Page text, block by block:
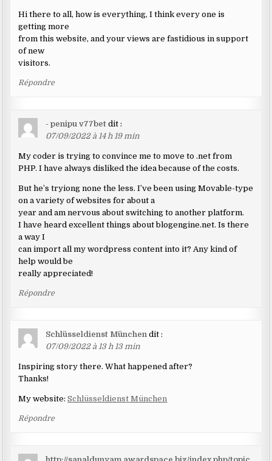
Hi there to all, how is everything, I think every one is
getting more
from this website, and your views are fastidious in support
of new
visitors.
Répondre
- penipu v77bet dit :
07/09/2022 à 14 h 19 min
My coder is trying to convince me to move to .net from
PHP. I have always disliked the idea because of the costs.
But he’s tryiong none the less. I’ve been using Movable-type
on a variety of websites for about a
year and am nervous about switching to another platform.
I have heard excellent things about blogengine.net. Is there
a way I
can import all my wordpress content into it? Any kind of
help would be
really appreciated!
Répondre
Schlüsseldienst München dit :
07/09/2022 à 13 h 13 min
Inspiring story there. What happened after?
Thanks!
My website:Schlüsseldienst München
Répondre